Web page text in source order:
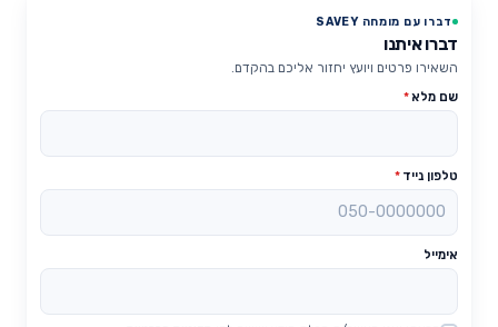
דברו עם מומחה SAVEY
דברו איתנו
השאירו פרטים ויועץ יחזור אליכם בהקדם.
שם מלא*
טלפון נייד *
אימייל